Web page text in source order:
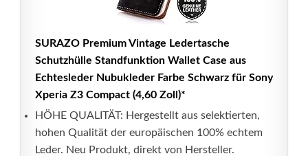
SURAZO Premium Vintage Ledertasche
Schutzhülle Standfunktion Wallet Case aus
Echtesleder Nubukleder Farbe Schwarz für Sony
Xperia Z3 Compact (4,60 Zoll)*
HÖHE QUALITÄT: Hergestellt aus selektierten,
hohen Qualität der europäischen 100% echtem
Leder. Neu Produkt, direkt von Hersteller.